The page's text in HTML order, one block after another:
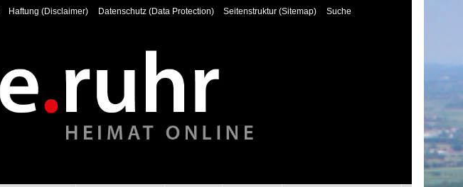
Haftung (Disclaimer) Datenschutz (Data Protection) Seitenstruktur (Sitemap) Suche